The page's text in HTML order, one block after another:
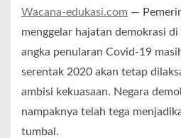
Wacana-edukasi.com —
menggelar hajatan demokrasi
angka penularan Covid-19
serentak 2020 akan tetap
ambisi kekuasaan. Negara
nampaknya telah tega
tumbal.